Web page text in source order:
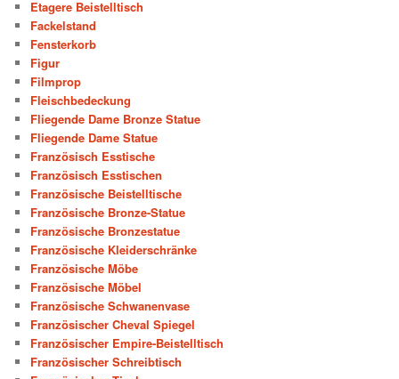
Etagere Beistelltisch
Fackelstand
Fensterkorb
Figur
Filmprop
Fleischbedeckung
Fliegende Dame Bronze Statue
Fliegende Dame Statue
Französisch Esstische
Französisch Esstischen
Französische Beistelltische
Französische Bronze-Statue
Französische Bronzestatue
Französische Kleiderschränke
Französische Möbe
Französische Möbel
Französische Schwanenvase
Französischer Cheval Spiegel
Französischer Empire-Beistelltisch
Französischer Schreibtisch